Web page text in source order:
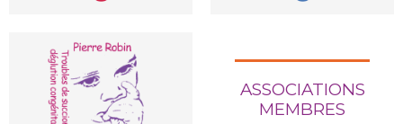
ASSOCIATIONS
MEMBRES